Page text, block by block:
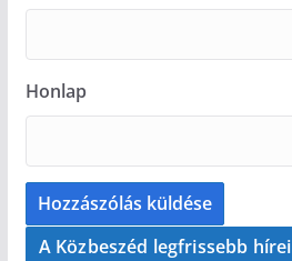
Honlap
A Közbeszéd legfrissebb hírei